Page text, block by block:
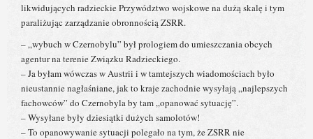
likwidujących radzieckie Przywództwo wojskowe na dużą skalę i tym
paraliżując zarządzanie obronnością ZSRR.
– „wybuch w Czernobylu” był prologiem do umieszczania obcych
agentur na terenie Związku Radzieckiego.
– Ja byłam wówczas w Austrii i w tamtejszych wiadomościach było
nieustannie nagłaśniane, jak to kraje zachodnie wysyłają „najlepszych
fachowców” do Czernobyla by tam „opanować sytuację”.
– Wysyłane były dziesiątki dużych samolotów!
– To opanowywanie sytuacji polegało na tym, że ZSRR nie